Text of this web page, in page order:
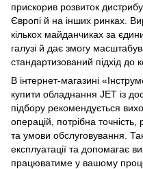
прискорив розвиток
Європі й на інших ринках.
кількох майданчиках за
галузі й дає змогу
стандартизований підхід до
В інтернет-магазині
купити обладнання JET із
підбору рекомендується
операцій, потрібна
та умови обслуговування.
експлуатації та допомагає
працюватиме у вашому